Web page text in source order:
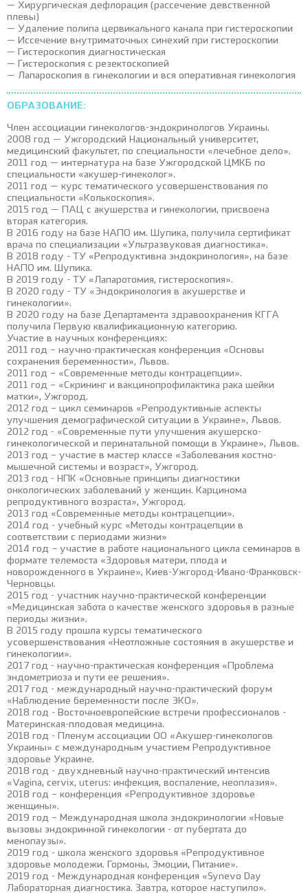
— Хирургическая дефлорация (рассечение девственной
плевы)
— Удаление полипа цервикального канала при гистероскопии
— Иссечение внутриматочных синехий при гистероскопии
— Гистероскопия диагностическая
— Гистероскопия с резектоскопией
— Лапароскопия в гинекологии и вся оперативная гинекология
ОБРАЗОВАНИЕ:
Член ассоциации гинекологов-эндокринологов Украины.
2008 год — Ужгородский Национальный университет,
медицинский факультет, по специальности «лечебное дело».
2011 год — интернатура на базе Ужгородской ЦМКБ по
специальности «акушер-гинеколог».
2011 год — курс тематического усовершенствования по
специальности «Колькоскопия».
2015 год — ПАЦ с акушерства и гинекологии, присвоена
вторая категория.
В 2016 году на базе НАПО им. Шупика, получила сертификат
врача по специализации «Ультразвуковая диагностика».
В 2018 году - ТУ «Репродуктивна эндокринология», на базе
НАПО им. Шупика.
В 2019 году - ТУ «Лапаротомия, гистероскопия».
В 2020 году - ТУ «Эндокринология в акушерстве и
гинекологии».
В 2020 году на базе Департамента здравоохранения КГГА
получила Первую квалификационную категорию.
Участие в научных конференциях:
2011 год – научно-практическая конференция «Основы
сохранения беременности», Львов.
2011 год – «Современные методы контрацепции».
2011 год – «Скрининг и вакцинопрофилактика рака шейки
матки», Ужгород.
2012 год – цикл семинаров «Репродуктивные аспекты
улучшения демографической ситуации в Украине», Львов.
2012 год - «Современные пути улучшения акушерско-
гинекологической и перинатальной помощи в Украине», Львов.
2013 год – участие в мастер классе «Заболевания костно-
мышечной системы и возраст», Ужгород.
2013 год - НПК «Основные принципы диагностики
онкологических заболеваний у женщин. Карцинома
репродуктивного возраста», Ужгород.
2013 год «Современные методы контрацепции».
2014 год - учебный курс «Методы контрацепции в
соответствии с периодами жизни»
2014 год – участие в работе национального цикла семинаров в
формате телемоста «Здоровья матери, плода и
новорожденного в Украине», Киев-Ужгород-Ивано-Франковск-
Черновцы.
2015 год - участник научно-практической конференции
«Медицинская забота о качестве женского здоровья в разные
периоды жизни».
В 2015 году прошла курсы тематического
усовершенствования «Неотложные состояния в акушерстве и
гинекологии».
2017 год - научно-практическая конференция «Проблема
эндометриоза и пути ее решения».
2017 год - международный научно-практический форум
«Наблюдение беременности после ЭКО».
2018 год - Восточноевропейские встречи профессионалов -
Материнская-плодовая медицина.
2018 год - Пленум ассоциации ОО «Акушер-гинекологов
Украины» с международным участием Репродуктивное
здоровье Украине.
2018 год - двухдневный научно-практический интенсив
«Vagina, cerviх, uterus: инфекция, воспаление, неоплазия».
2018 год – конференция «Репродуктивное здоровье
женщины».
2019 год – Международная школа эндокринологии «Новые
вызовы эндокринной гинекологии - от пубертата до
менопаузы».
2019 год - школа женского здоровья «Репродуктивное
здоровье молодежи. Гормоны, Эмоции, Питание».
2019 год - Международная конференция «Synevo Day
Лабораторная диагностика. Завтра, которое наступило».